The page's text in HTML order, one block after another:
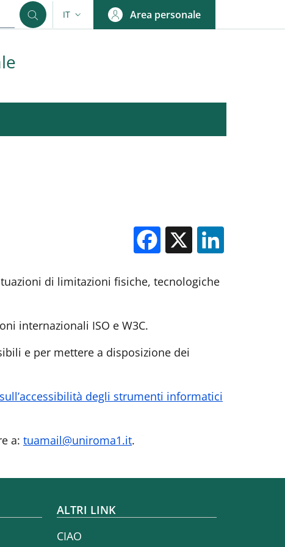
SELETTORE LINGUA: CURRENT LANGUAGE
IT Area personale
Facebook
X
di limitazioni fisiche, tecnologiche
internazionali ISO e W3C.
e per mettere a disposizione dei
degli strumenti informatici
a: tuamail@uniroma1.it.
ALTRI LINK
CIAO